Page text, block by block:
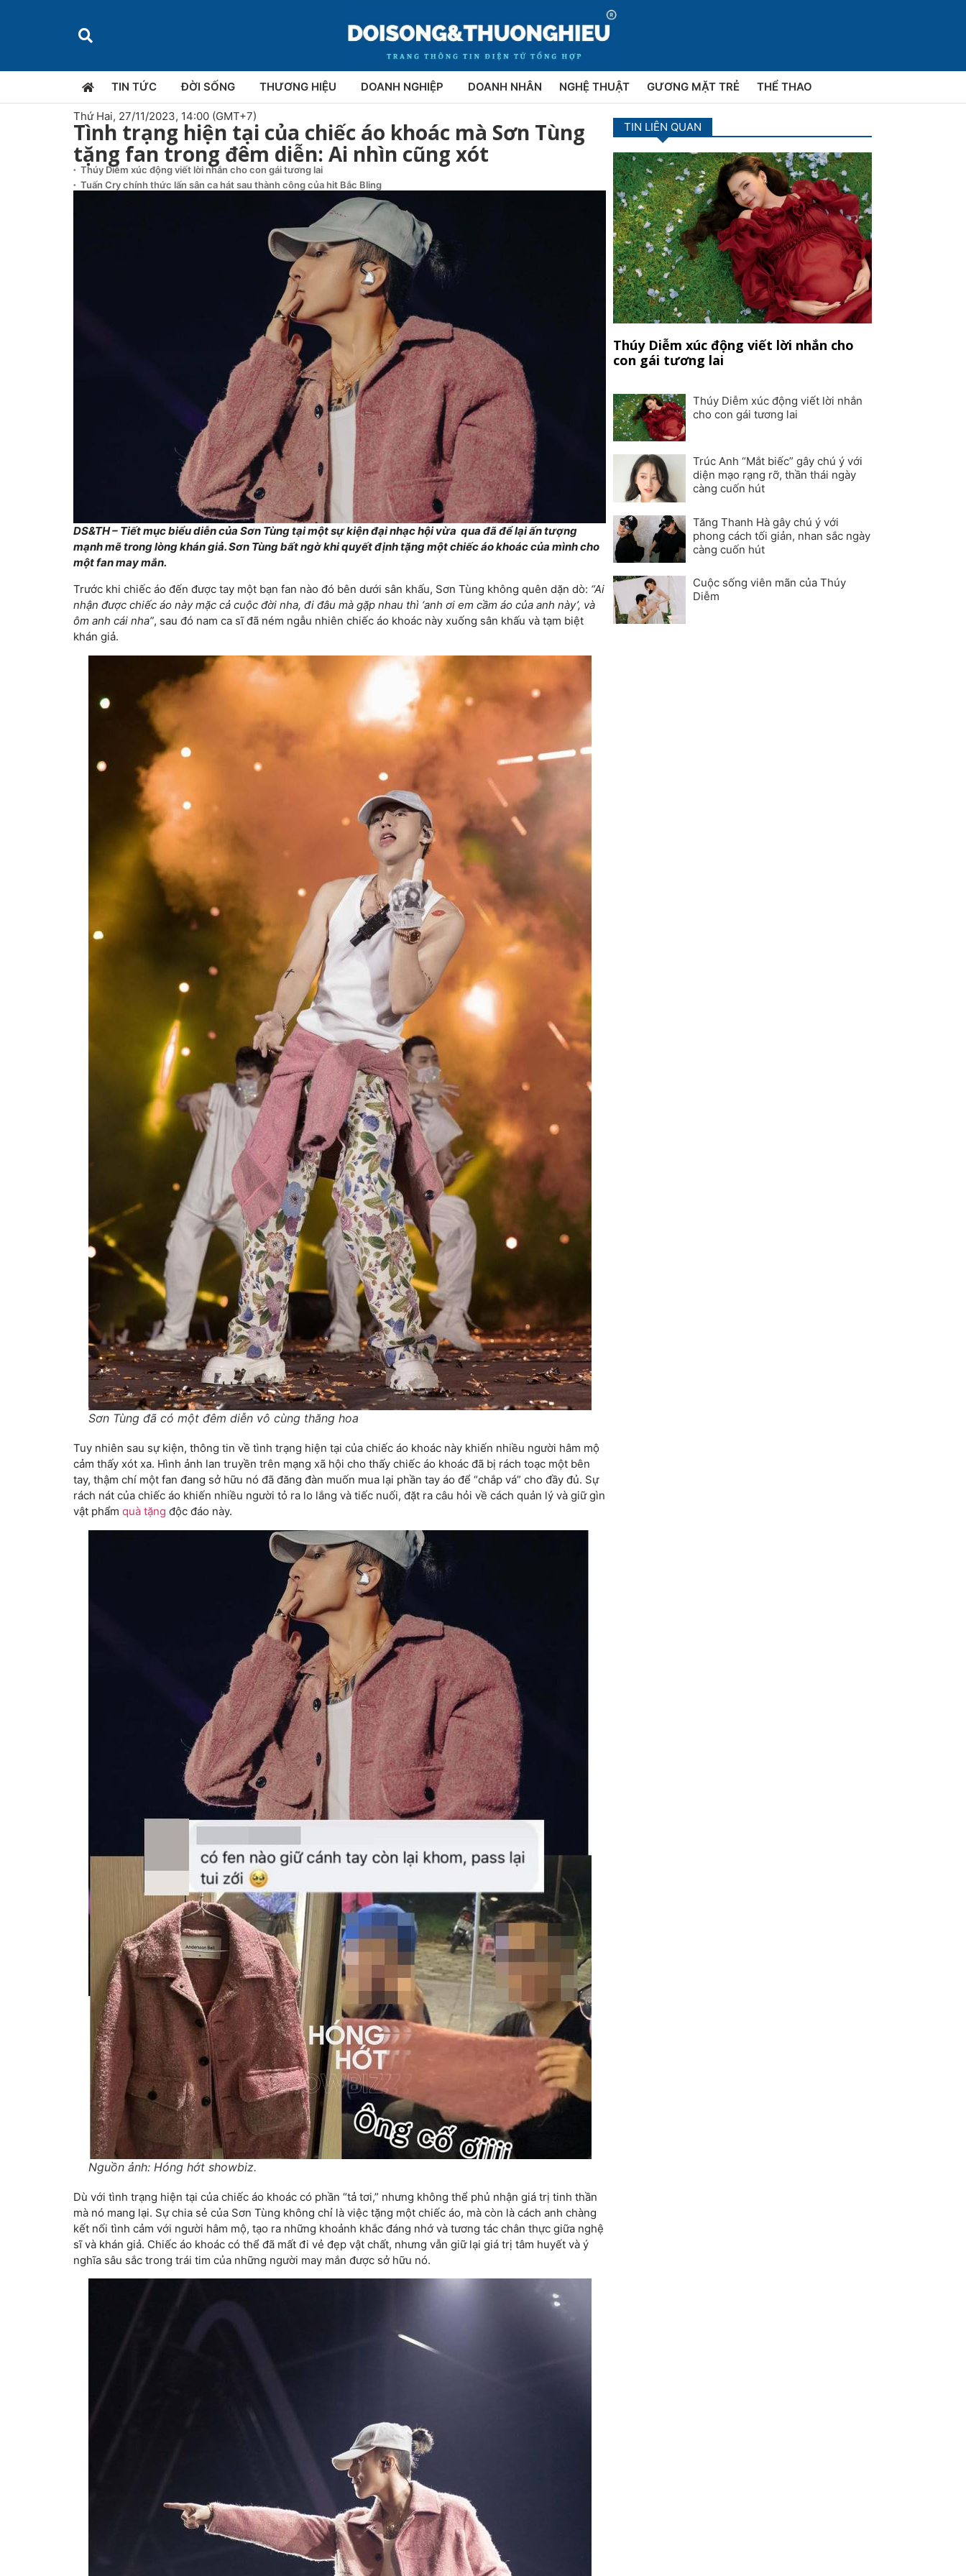
TIN TỨC ĐỜI SỐNG THƯƠNG HIỆU DOANH NGHIỆP DOANH NHÂN NGHỆ THUẬT GƯƠNG MẶT TRẺ THỂ THAO
Thứ Hai, 27/11/2023, 14:00 (GMT+7)
Tình trạng hiện tại của chiếc áo khoác mà Sơn Tùng
tặng fan trong đêm diễn: Ai nhìn cũng xót
Thúy Diễm xúc động viết lời nhắn cho con gái tương lai
Tuấn Cry chính thức lấn sân ca hát sau thành công của hit Bắc Bling
DS&TH – Tiết mục biểu diễn của Sơn Tùng tại một sự kiện đại nhạc hội vừa qua đã để lại ấn tượng
mạnh mẽ trong lòng khán giả. Sơn Tùng bất ngờ khi quyết định tặng một chiếc áo khoác của mình cho
một fan may mắn.
Trước khi chiếc áo đến được tay một bạn fan nào đó bên dưới sân khấu, Sơn Tùng không quên dặn dò: “Ai
nhận được chiếc áo này mặc cả cuộc đời nha, đi đâu mà gặp nhau thì ‘anh ơi em cầm áo của anh này’, và
ôm anh cái nha”, sau đó nam ca sĩ đã ném ngẫu nhiên chiếc áo khoác này xuống sân khấu và tạm biệt
khán giả.
Sơn Tùng đã có một đêm diễn vô cùng thăng hoa
Tuy nhiên sau sự kiện, thông tin về tình trạng hiện tại của chiếc áo khoác này khiến nhiều người hâm mộ
cảm thấy xót xa. Hình ảnh lan truyền trên mạng xã hội cho thấy chiếc áo khoác đã bị rách toạc một bên
tay, thậm chí một fan đang sở hữu nó đã đăng đàn muốn mua lại phần tay áo để “chắp vá” cho đầy đủ. Sự
rách nát của chiếc áo khiến nhiều người tỏ ra lo lắng và tiếc nuối, đặt ra câu hỏi về cách quản lý và giữ gìn
vật phẩm quà tặng độc đáo này.
Nguồn ảnh: Hóng hớt showbiz.
Dù với tình trạng hiện tại của chiếc áo khoác có phần “tả tơi,” nhưng không thể phủ nhận giá trị tinh thần
mà nó mang lại. Sự chia sẻ của Sơn Tùng không chỉ là việc tặng một chiếc áo, mà còn là cách anh chàng
kết nối tình cảm với người hâm mộ, tạo ra những khoảnh khắc đáng nhớ và tương tác chân thực giữa nghệ
sĩ và khán giả. Chiếc áo khoác có thể đã mất đi vẻ đẹp vật chất, nhưng vẫn giữ lại giá trị tâm huyết và ý
nghĩa sâu sắc trong trái tim của những người may mắn được sở hữu nó.
TIN LIÊN QUAN
Thúy Diễm xúc động viết lời nhắn cho
con gái tương lai
Thúy Diễm xúc động viết lời nhắn
cho con gái tương lai
Trúc Anh “Mắt biếc” gây chú ý với
diện mạo rạng rỡ, thần thái ngày
càng cuốn hút
Tăng Thanh Hà gây chú ý với
phong cách tối giản, nhan sắc ngày
càng cuốn hút
Cuộc sống viên mãn của Thúy
Diễm